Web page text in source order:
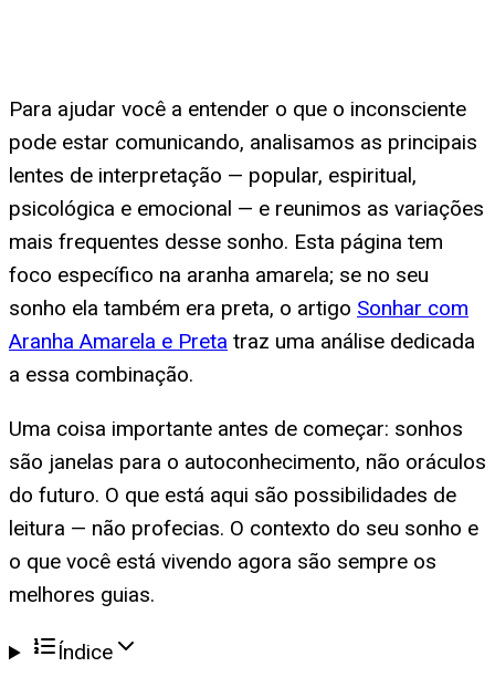
Para ajudar você a entender o que o inconsciente
pode estar comunicando, analisamos as principais
lentes de interpretação — popular, espiritual,
psicológica e emocional — e reunimos as variações
mais frequentes desse sonho. Esta página tem
foco específico na aranha amarela; se no seu
sonho ela também era preta, o artigo Sonhar com
Aranha Amarela e Preta traz uma análise dedicada
a essa combinação.
Uma coisa importante antes de começar: sonhos
são janelas para o autoconhecimento, não oráculos
do futuro. O que está aqui são possibilidades de
leitura — não profecias. O contexto do seu sonho e
o que você está vivendo agora são sempre os
melhores guias.
Índice